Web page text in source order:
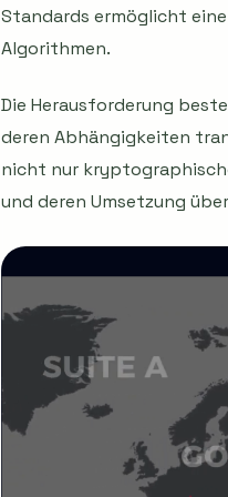
Standards ermöglicht
Algorithmen.
Die Herausforderung
deren Abhängigkeiten
nicht nur
und deren Umsetzung